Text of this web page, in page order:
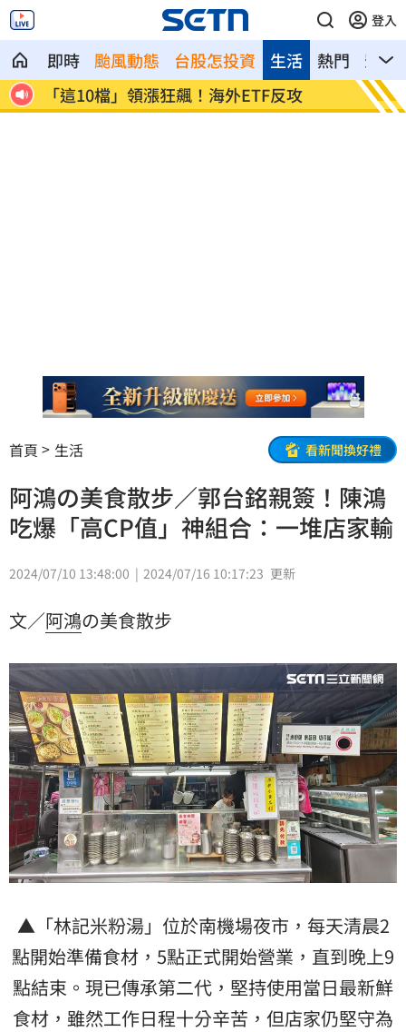
登入
即時 颱風動態 台股怎投資 熱門 影音
生活
19歲男上國道「離奇火燒車」3人急逃保
命
詐慈
光
首頁 生活 看新聞換好禮
阿鴻の美食散步／郭台銘親簽！陳鴻
吃爆「高CP值」神組合：一堆店家輸
2024/07/10 13:48:00 2024/07/16 10:17:23 更新
文／阿鴻の美食散步
▲「林記米粉湯」位於南機場夜市，每天清晨2
點開始準備食材，5點正式開始營業，直到晚上9
點結束。現已傳承第二代，堅持使用當日最新鮮
食材，雖然工作日程十分辛苦，但店家仍堅守為